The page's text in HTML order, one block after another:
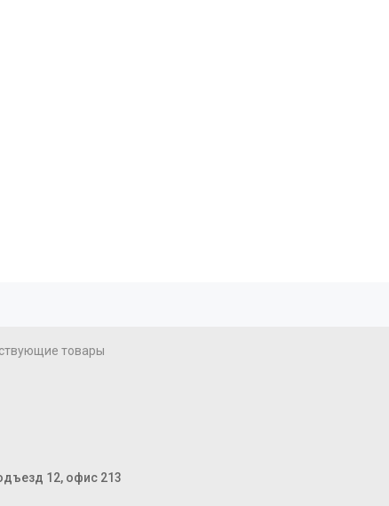
товары
12, офис 213